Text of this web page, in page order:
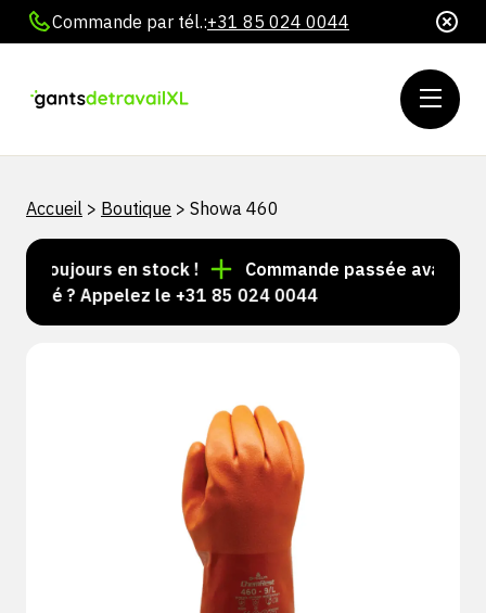
Commande par tél.:+31 85 024 0044
Accueil > Boutique > Showa 460
toujours en stock !
Commande passée avant 15
? Appelez le +31 85 024 0044